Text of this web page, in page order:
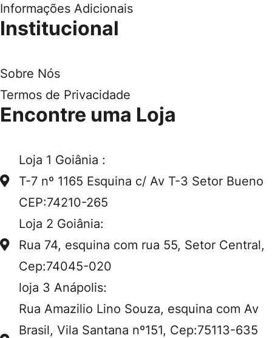
Informações Adicionais
Institucional
Sobre Nós
Termos de Privacidade
Encontre uma Loja
Loja 1 Goiânia :
T-7 nº 1165 Esquina c/ Av T-3 Setor Bueno
CEP:74210-265
Loja 2 Goiânia:
Rua 74, esquina com rua 55, Setor Central,
Cep:74045-020
loja 3 Anápolis:
Rua Amazilio Lino Souza, esquina com Av
Brasil, Vila Santana nº151, Cep:75113-635